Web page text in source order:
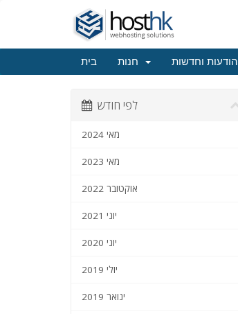
בית הודעות וחדשות
לפי חודש
מאי 2024
מאי 2023
אוקטובר 2022
יוני 2021
יוני 2020
יולי 2019
ינואר 2019